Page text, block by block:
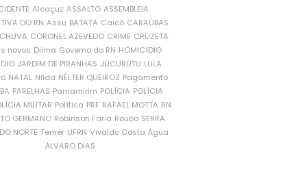
Alcaçuz ASSALTO ASSEMBLEIA
DO RN Assu BATATA Caicó CARAÚBAS
CORONEL AZEVEDO CRIME CRUZETA
novos Dilma Governo do RN HOMICÍDIO
JARDIM DE PIRANHAS JUCURUTU LULA
NATAL Nilda NÉLTER QUEIROZ Pagamento
PARELHAS Parnamirim POLÍCIA POLÍCIA
MILITAR Política PRF RAFAEL MOTTA RN
GERMANO Robinson Faria Roubo SERRA
NORTE Temer UFRN Vivaldo Costa Água
ÁLVARO DIAS